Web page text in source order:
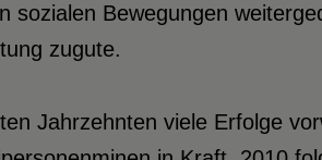
sozialen Bewegungen
zugute.
Jahrzehnten viele Erfolge